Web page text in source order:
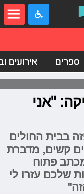
ספרים אירועים
"אני
בבית החולים
קשים, מדברת
פתוח
שלכם עזרו לי